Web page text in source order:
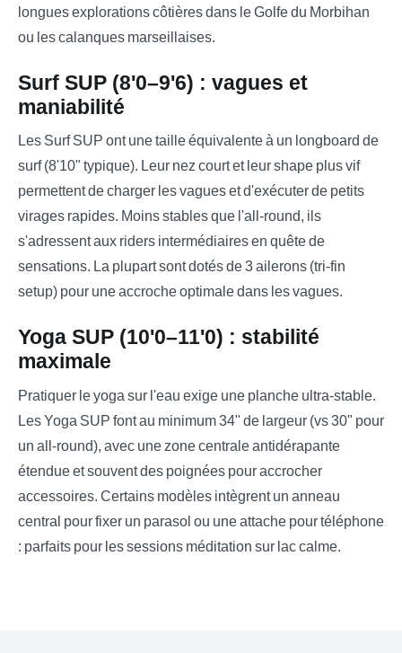
longues explorations côtières dans le Golfe du Morbihan
ou les calanques marseillaises.
Surf SUP (8'0–9'6) : vagues et
maniabilité
Les Surf SUP ont une taille équivalente à un longboard de
surf (8'10" typique). Leur nez court et leur shape plus vif
permettent de charger les vagues et d'exécuter de petits
virages rapides. Moins stables que l'all-round, ils
s'adressent aux riders intermédiaires en quête de
sensations. La plupart sont dotés de 3 ailerons (tri-fin
setup) pour une accroche optimale dans les vagues.
Yoga SUP (10'0–11'0) : stabilité
maximale
Pratiquer le yoga sur l'eau exige une planche ultra-stable.
Les Yoga SUP font au minimum 34" de largeur (vs 30" pour
un all-round), avec une zone centrale antidérapante
étendue et souvent des poignées pour accrocher
accessoires. Certains modèles intègrent un anneau
central pour fixer un parasol ou une attache pour téléphone
: parfaits pour les sessions méditation sur lac calme.